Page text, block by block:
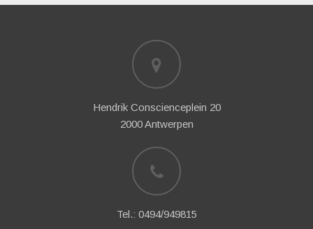
Hendrik Conscienceplein 20
2000 Antwerpen
Tel.: 0494/949815